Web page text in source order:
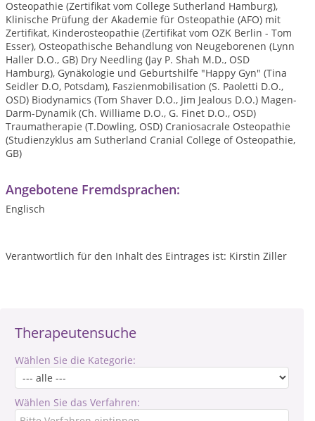
Therapeutensuche
Wählen Sie die Kategorie:
Wählen Sie das Verfahren:
Osteopathie (Zertifikat vom College Sutherland Hamburg),
Klinische Prüfung der Akademie für Osteopathie (AFO) mit
Zertifikat, Kinderosteopathie (Zertifikat vom OZK Berlin - Tom
Esser), Osteopathische Behandlung von Neugeborenen (Lynn
Haller D.O., GB) Dry Needling (Jay P. Shah M.D., OSD
Hamburg), Gynäkologie und Geburtshilfe "Happy Gyn" (Tina
Seidler D.O, Potsdam), Faszienmobilisation (S. Paoletti D.O.,
OSD) Biodynamics (Tom Shaver D.O., Jim Jealous D.O.) Magen-
Darm-Dynamik (Ch. Williame D.O., G. Finet D.O., OSD)
Traumatherapie (T.Dowling, OSD) Craniosacrale Osteopathie
(Studienzyklus am Sutherland Cranial College of Osteopathie,
GB)
Angebotene Fremdsprachen:
Englisch
Verantwortlich für den Inhalt des Eintrages ist: Kirstin Ziller